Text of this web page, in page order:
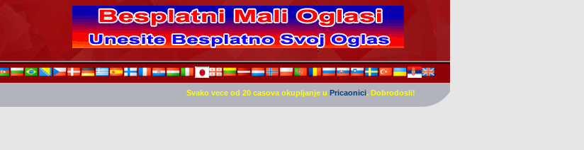
Svako vece od 20 casova okupljanje u Pricaonici. Dobrodosli!